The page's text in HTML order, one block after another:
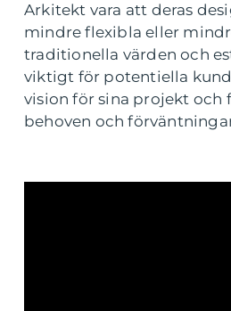
Arkitekt vara att deras
mindre flexibla eller
traditionella värden och
viktigt för potentiella
vision för sina projekt och
behoven och